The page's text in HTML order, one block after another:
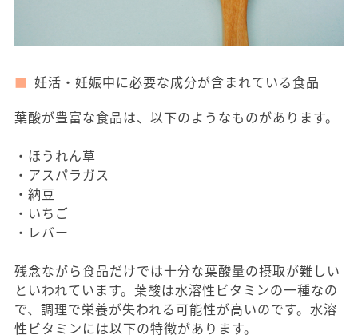
妊活・妊娠中に必要な成分が含まれている食品
葉酸が豊富な食品は、以下のようなものがあります。
・ほうれん草
・アスパラガス
・納豆
・いちご
・レバー
残念ながら食品だけでは十分な葉酸量の摂取が難しい
といわれています。葉酸は水溶性ビタミンの一種なの
で、調理で栄養が失われる可能性が高いのです。水溶
性ビタミンには以下の特徴があります。